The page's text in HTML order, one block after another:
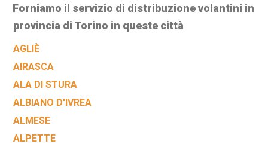
Forniamo il servizio di distribuzione volantini in
provincia di Torino in queste città
AGLIÈ
AIRASCA
ALA DI STURA
ALBIANO D'IVREA
ALMESE
ALPETTE